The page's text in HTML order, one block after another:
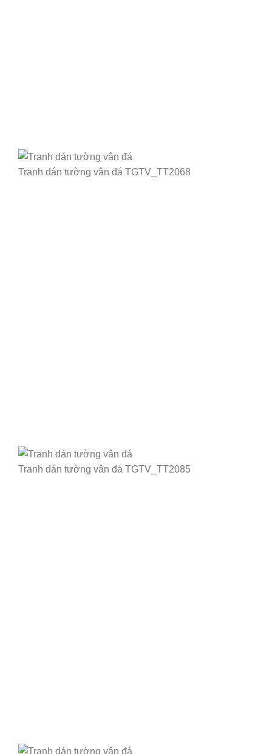
Tranh dán tường vân đá TGTV_TT2068
Tranh dán tường vân đá TGTV_TT2085